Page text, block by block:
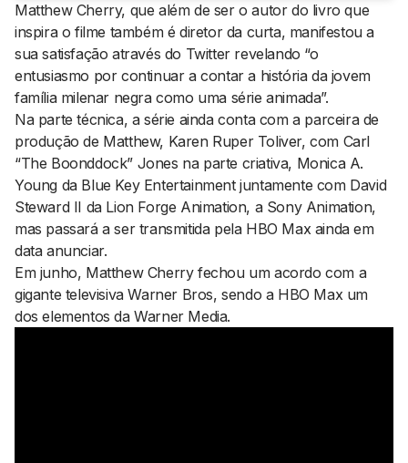
Matthew Cherry, que além de ser o autor do livro que
inspira o filme também é diretor da curta, manifestou a
sua satisfação através do Twitter revelando “o
entusiasmo por continuar a contar a história da jovem
família milenar negra como uma série animada”.
Na parte técnica, a série ainda conta com a parceira de
produção de Matthew, Karen Ruper Toliver, com Carl
“The Boonddock” Jones na parte criativa, Monica A.
Young da Blue Key Entertainment juntamente com David
Steward II da Lion Forge Animation, a Sony Animation,
mas passará a ser transmitida pela HBO Max ainda em
data anunciar.
Em junho, Matthew Cherry fechou um acordo com a
gigante televisiva Warner Bros, sendo a HBO Max um
dos elementos da Warner Media.